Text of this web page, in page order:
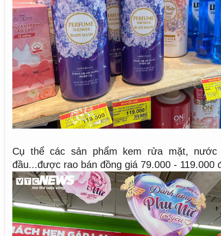
Cụ thể các sản phẩm kem rửa mặt,
đầu...được rao bán đồng giá 79.000 - 119.000